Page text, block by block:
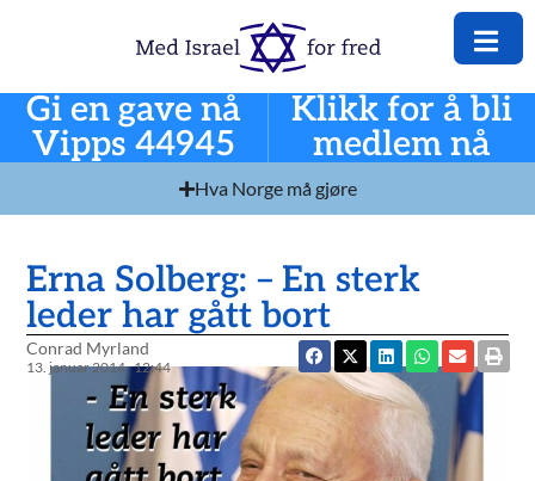
Gi en gave nå
Vipps 44945
Klikk for å bli
medlem nå
Hva Norge må gjøre
Erna Solberg: – En sterk
leder har gått bort
Conrad Myrland
13. januar 2014 12:44